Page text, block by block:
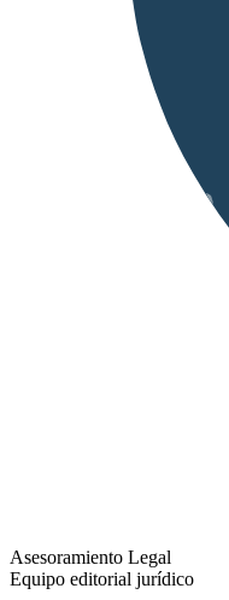
Asesoramiento Legal
Equipo editorial jurídico